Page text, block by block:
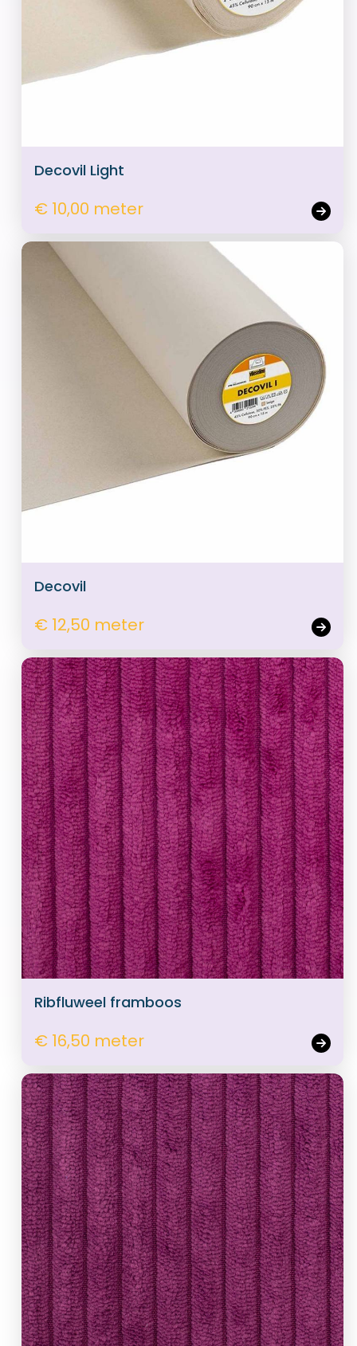
Decovil Light
€ 10,00 meter
Decovil
€ 12,50 meter
Ribfluweel framboos
€ 16,50 meter